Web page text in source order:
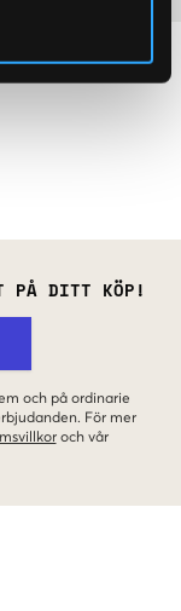
PÅ DITT KÖP!
och på ordinarie
För mer
och vår